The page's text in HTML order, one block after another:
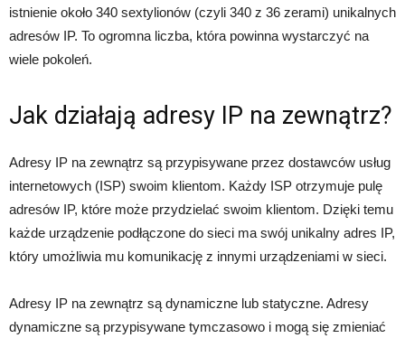
istnienie około 340 sextylionów (czyli 340 z 36 zerami) unikalnych
adresów IP. To ogromna liczba, która powinna wystarczyć na
wiele pokoleń.
Jak działają adresy IP na zewnątrz?
Adresy IP na zewnątrz są przypisywane przez dostawców usług
internetowych (ISP) swoim klientom. Każdy ISP otrzymuje pulę
adresów IP, które może przydzielać swoim klientom. Dzięki temu
każde urządzenie podłączone do sieci ma swój unikalny adres IP,
który umożliwia mu komunikację z innymi urządzeniami w sieci.
Adresy IP na zewnątrz są dynamiczne lub statyczne. Adresy
dynamiczne są przypisywane tymczasowo i mogą się zmieniać